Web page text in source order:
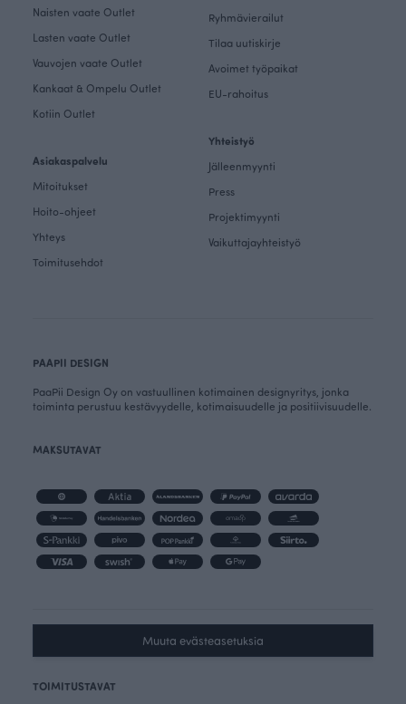
Naisten vaate Outlet
Lasten vaate Outlet
Vauvojen vaate Outlet
Kankaat & Ompelu Outlet
Kotiin Outlet
Asiakaspalvelu
Mitoitukset
Hoito-ohjeet
Yhteys
Toimitusehdot
Ryhmävierailut
Tilaa uutiskirje
Avoimet työpaikat
EU-rahoitus
Yhteistyö
Jälleenmyynti
Press
Projektimyynti
Vaikuttajayhteistyö
PAAPII DESIGN
PaaPii Design Oy on vastuullinen kotimainen designyritys, jonka
toiminta perustuu kestävyydelle, kotimaisuudelle ja positiivisuudelle.
MAKSUTAVAT
Muuta evästeasetuksia
TOIMITUSTAVAT